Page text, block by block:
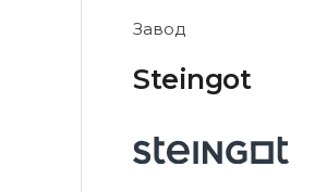
Steingot
Завод